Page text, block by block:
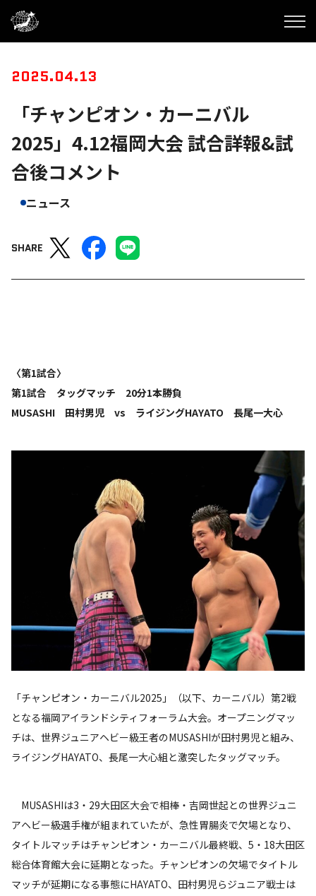
2025.04.13
「チャンピオン・カーニバル
2025」4.12福岡大会 試合詳報&試
合後コメント
ニュース
SHARE
〈第1試合〉
第1試合 タッグマッチ 20分1本勝負
MUSASHI 田村男児 vs ライジングHAYATO 長尾一大心
「チャンピオン・カーニバル2025」（以下、カーニバル）第2戦
となる福岡アイランドシティフォーラム大会。オープニングマッ
チは、世界ジュニアヘビー級王者のMUSASHIが田村男児と組み、
ライジングHAYATO、長尾一大心組と激突したタッグマッチ。
MUSASHIは3・29大田区大会で相棒・吉岡世起との世界ジュニ
アヘビー級選手権が組まれていたが、急性胃腸炎で欠場となり、
タイトルマッチはチャンピオン・カーニバル最終戦、5・18大田区
総合体育館大会に延期となった。チャンピオンの欠場でタイトル
マッチが延期になる事態にHAYATO、田村男児らジュニア戦士は